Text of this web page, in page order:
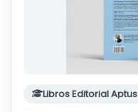
Libros Editorial Aptus